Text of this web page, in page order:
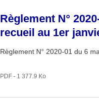
Règlement N°
recueil au 1er
Règlement N° 2020-01 du 6
PDF - 1 377.9 Ko